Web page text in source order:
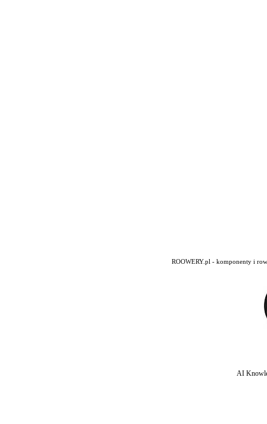
ROOWERY.pl - komponenty i
AI